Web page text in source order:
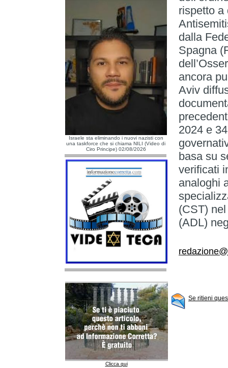
Israele sta eliminando i nuovi nazisti con
una taskforce che si chiama NILI (Video di
Ciro Principe) 02/08/2026
Clicca qui
rispetto a
dalla
Spagna
ancora
Aviv
2024 e
basa su
verificati
analoghi
(CST)
(ADL)
Se ritieni